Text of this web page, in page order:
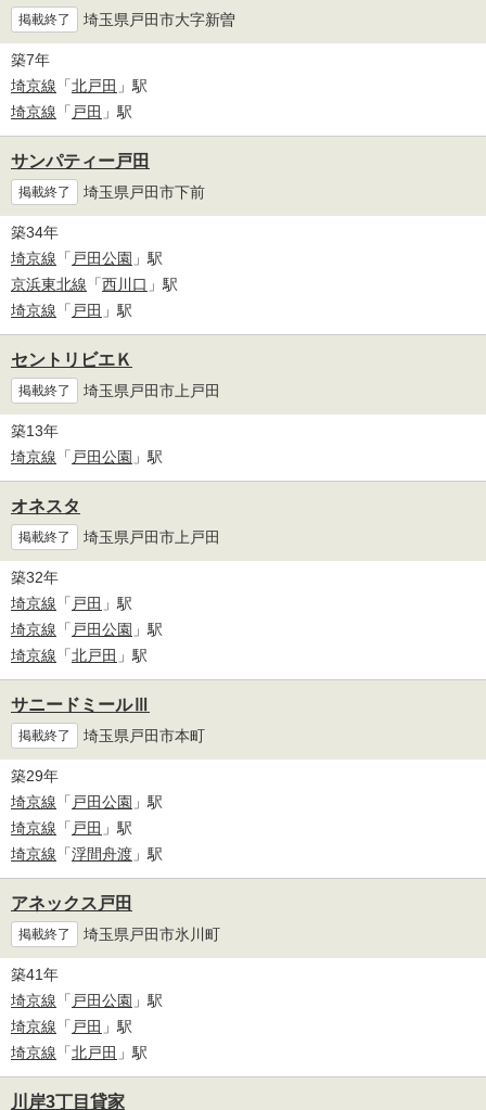
掲載終了 埼玉県戸田市大字新曽
築7年
埼京線 「北戸田 」駅
埼京線 「 戸田 」駅
サンパティー戸田
掲載終了 埼玉県戸田市下前
築34年
埼京線 「 戸田公園 」駅
京浜東北線 「西川口 」駅
埼京線 「 戸田 」駅
セントリビエＫ
掲載終了 埼玉県戸田市上戸田
築13年
埼京線 「 戸田公園 」駅
オネスタ
掲載終了 埼玉県戸田市上戸田
築32年
埼京線 「 戸田 」駅
埼京線 「 戸田公園 」駅
埼京線 「北戸田 」駅
サニードミールⅢ
掲載終了 埼玉県戸田市本町
築29年
埼京線 「 戸田公園 」駅
埼京線 「 戸田 」駅
埼京線 「浮間舟渡 」駅
アネックス戸田
掲載終了 埼玉県戸田市氷川町
築41年
埼京線 「 戸田公園 」駅
埼京線 「 戸田 」駅
埼京線 「北戸田 」駅
川岸3丁目貸家